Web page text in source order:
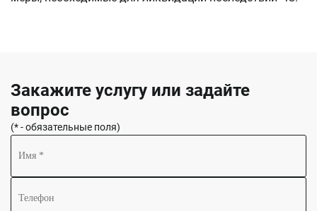
Закажите услугу или задайте
вопрос
(* - обязательные поля)